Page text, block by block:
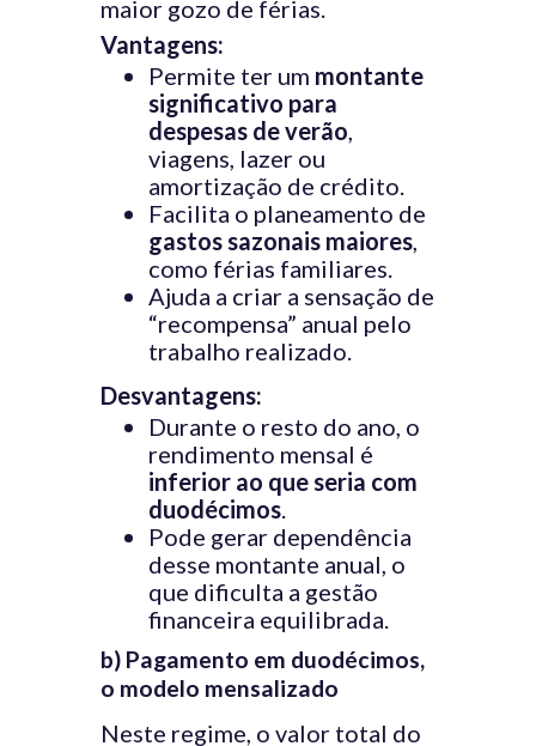
maior gozo de férias.
Vantagens:
Permite ter um montante
significativo para
despesas de verão,
viagens, lazer ou
amortização de crédito.
Facilita o planeamento de
gastos sazonais maiores,
como férias familiares.
Ajuda a criar a sensação de
“recompensa” anual pelo
trabalho realizado.
Desvantagens:
Durante o resto do ano, o
rendimento mensal é
inferior ao que seria com
duodécimos.
Pode gerar dependência
desse montante anual, o
que dificulta a gestão
financeira equilibrada.
b) Pagamento em duodécimos,
o modelo mensalizado
Neste regime, o valor total do